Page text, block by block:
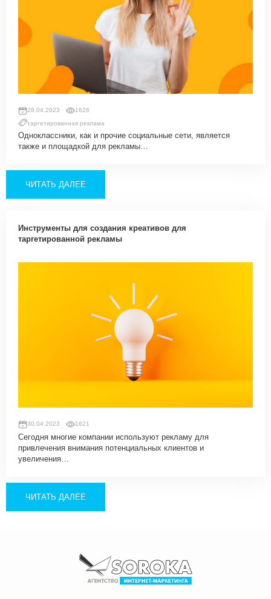
28.04.2023
1626
таргетированная реклама
Одноклассники, как и прочие социальные сети, является
также и площадкой для рекламы…
ЧИТАТЬ ДАЛЕЕ
Инструменты для создания креативов для
таргетированной рекламы
30.04.2023 1621
Сегодня многие компании используют рекламу для
привлечения внимания потенциальных клиентов и
увеличения…
ЧИТАТЬ ДАЛЕЕ